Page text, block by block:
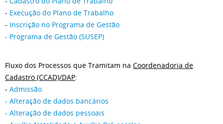
- Execução do Plano de Trabalho
- Inscrição no Programa de Gestão
- Programa de Gestão (SUSEP)
Fluxo dos Processos que Tramitam na Coordenadoria de
Cadastro (CCAD)/DAP:
- Admissão
- Alteração de dados bancários
- Alteração de dados pessoais